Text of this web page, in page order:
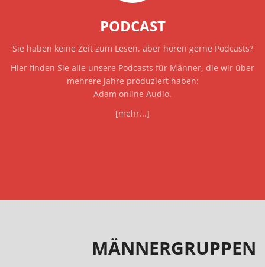
PODCAST
Sie haben keine Zeit zum Lesen, aber hören gerne Podcasts?
Hier finden Sie alle unsere Podcasts für Männer, die wir über
mehrere Jahre produziert haben:
Adam online Audio.
[mehr...]
MÄNNERGRUPPEN